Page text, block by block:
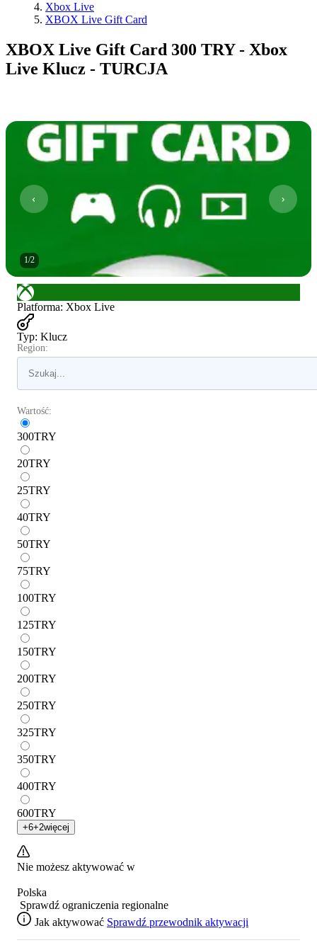
Xbox Live
XBOX Live Gift Card
XBOX Live Gift Card 300 TRY - Xbox
Live Klucz - TURCJA
1/2
Platforma: Xbox Live
Typ: Klucz
Region:
Wartość:
300TRY
20TRY
25TRY
40TRY
50TRY
75TRY
100TRY
125TRY
150TRY
200TRY
250TRY
325TRY
350TRY
400TRY
600TRY
+6+2więcej
Nie możesz aktywować w
Polska
Sprawdź ograniczenia regionalne
Jak aktywować Sprawdź przewodnik aktywacji